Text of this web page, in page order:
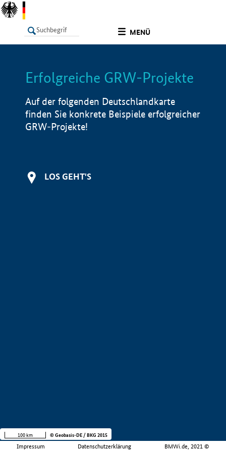
MENÜ
LISTE Info
Erfolgreiche GRW-Projekte
Auf der folgenden Deutschlandkarte
finden Sie konkrete Beispiele erfolgreicher
GRW-Projekte!
LOS GEHT'S
Impressum Datenschutzerklärung BMWi.de, 2021 ©
100 km © Geobasis-DE / BKG 2015